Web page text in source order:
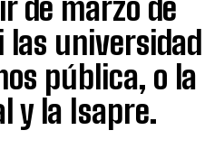
de marzo de
las universidad
pública, o la
y la Isapre.